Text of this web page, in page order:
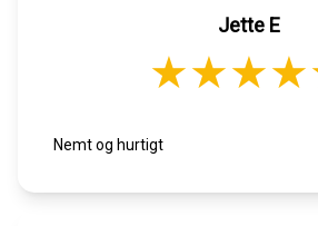
Jette E
Nemt og hurtigt